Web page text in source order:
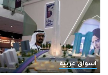
اسواق عربية